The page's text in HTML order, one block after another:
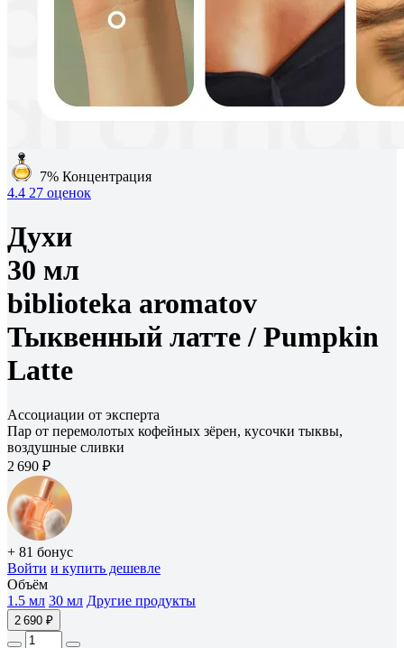
7% Концентрация
4.4 27 оценок
Духи
30 мл
biblioteka aromatov
Тыквенный латте / Pumpkin
Latte
Ассоциации от эксперта
Пар от перемолотых кофейных зёрен, кусочки тыквы,
воздушные сливки
2 690 ₽
+ 81 бонус
Войти и купить дешевле
Объём
1.5 мл 30 мл Другие продукты
2 690 ₽